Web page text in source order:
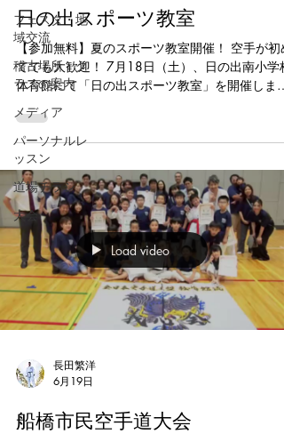
フェスタ・地
域交流
稽古場所・ク
ラスの案内
メディア
パーソナルレ
ッスン
道場チラシ
大会
日の出スポーツ教室
【参加無料】夏のスポーツ教室開催！ 空手が初め
てでも大歓迎！ 7月18日（土）、日の出南小学校
体育館にて「日の出スポーツ教室」を開催しま
す！ 「習い事を始めてみたい」 「身体を動かす
が好き」 「礼儀や集中力を身につけたい」 そん
お子様におすすめの体験イベントです。 義心会に
よる演武も実施！ 基本・形・組手を通じて、空手
の魅力や子ども達の成長した姿をぜひご覧くださ
い。 普段見学されている保護者の皆様も、お子様
と一緒に汗を流しながらお楽しみいただけます。
【日時】 7月18日（土） 【会場】 日の出南小学
体育館 【住所】 〒279-0013 千葉県浦安市日の
5-4-4 【スケジュール】 ■13:00〜13:40 幼年体
会（年少〜年長） ■14:15〜14:30 義心会演武
（基本・形・組手） ■15:00〜16:00 小学生以上
験会 【参加費】 無料 ご家族やお友達をお誘い合
ご参加をお待ちしております。 #浦安空手 #新浦
習い事 #浦安市習い事 #空手体験 #小学生習い事
Load video
長田繁洋
6月19日
船橋市民空手道大会